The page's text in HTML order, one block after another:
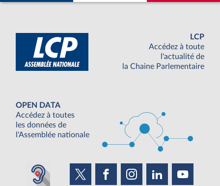
LCP
Accédez à toute
l'actualité de
la Chaine Parlementaire
OPEN DATA
Accédez à toutes
les données de
l'Assemblée nationale